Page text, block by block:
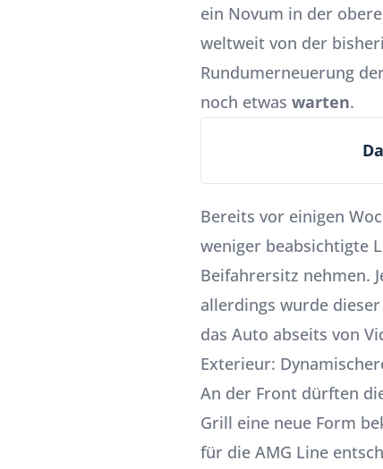
ein Novum in der
weltweit von der
Rundumerneuerung
noch etwas warten.
Bereits vor einigen
weniger beabsichtigte
Beifahrersitz nehmen.
allerdings wurde dieser
das Auto abseits von
Exterieur:
An der Front dürften
Grill eine neue Form
für die AMG Line